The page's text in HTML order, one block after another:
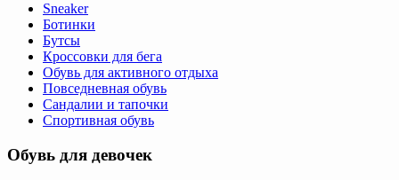
Sneaker
Ботинки
Бутсы
Кроссовки для бега
Обувь для активного отдыха
Повседневная обувь
Сандалии и тапочки
Спортивная обувь
Обувь для девочек